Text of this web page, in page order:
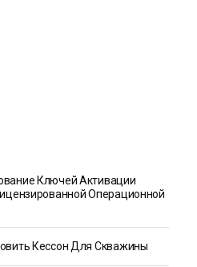
Ключей Активации
Операционной
Кессон Для Скважины